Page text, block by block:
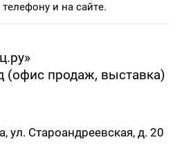
и на сайте.
(офис продаж, выставка)
ул. Староандреевская, д. 20